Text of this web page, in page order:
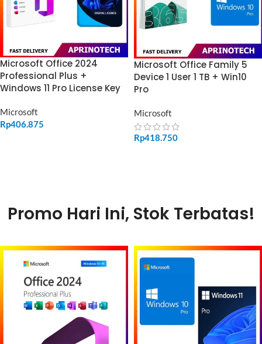
Microsoft Office 2024
Professional Plus +
Windows 11 Pro License Key
Microsoft
Rp406.875
Microsoft Office Family 5
Device 1 User 1 TB + Win10
Pro
Microsoft
Rp418.750
Promo Hari Ini, Stok Terbatas!